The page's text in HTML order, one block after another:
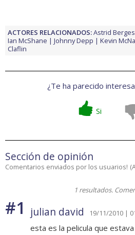
ACTORES RELACIONADOS:Astrid
Ian McShane
Johnny Depp Kevin
Claflin
¿Te ha parecido
Si
Sección de opinión
Comentarios enviados por los usuarios! (
1 resultados.
#1 julian david 19/11/2010 |
esta es la pelicula que